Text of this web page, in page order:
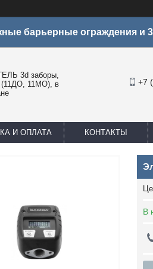
барьерные ограждения и
3d заборы,
(11ДО, 11МО), в
+7
И ОПЛАТА КОНТАКТЫ
В